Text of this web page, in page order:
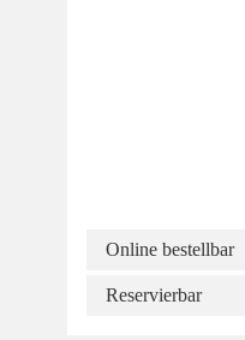
Online bestellbar
Reservierbar